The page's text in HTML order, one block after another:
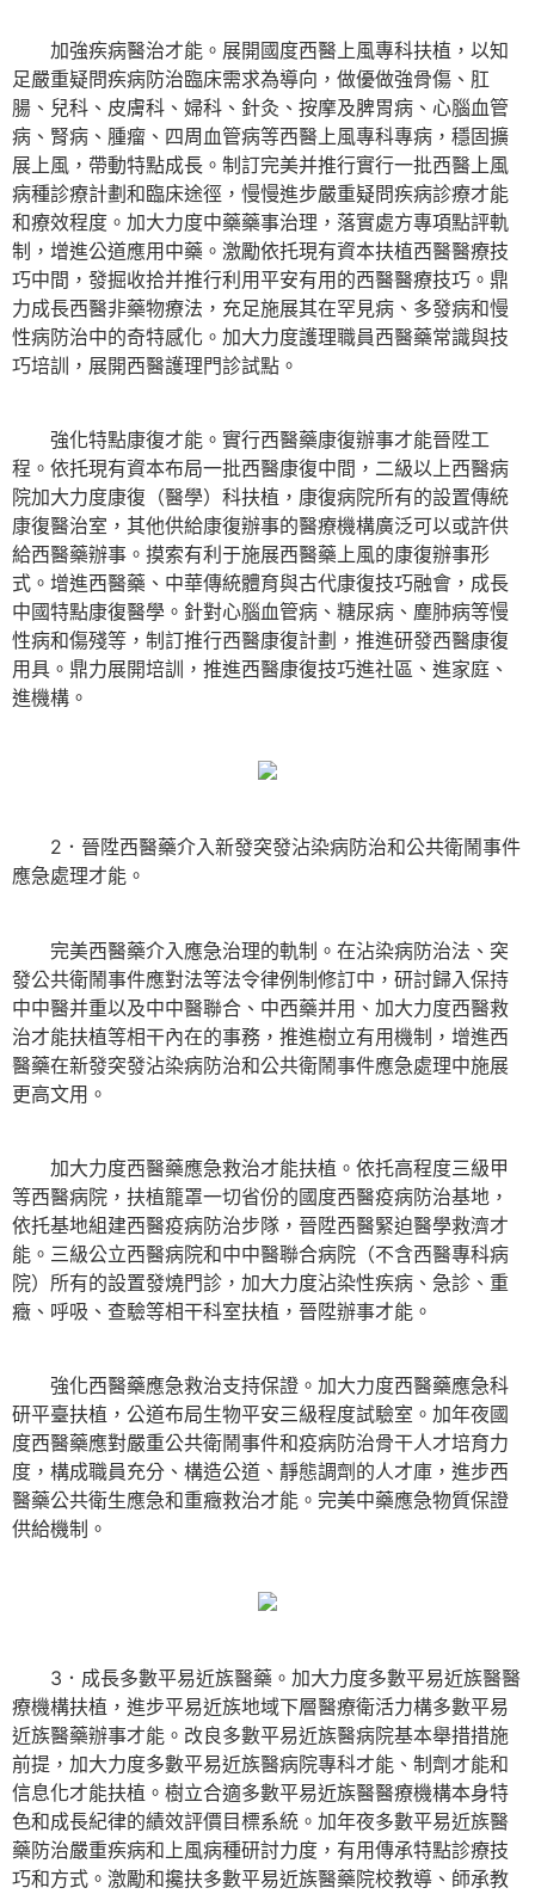
加強疾病醫治才能。展開國度西醫上風專科扶植，以知
足嚴重疑問疾病防治臨床需求為導向，做優做強骨傷、肛
腸、兒科、皮膚科、婦科、針灸、按摩及脾胃病、心腦血管
病、腎病、腫瘤、四周血管病等西醫上風專科專病，穩固擴
展上風，帶動特點成長。制訂完美并推行實行一批西醫上風
病種診療計劃和臨床途徑，慢慢進步嚴重疑問疾病診療才能
和療效程度。加大力度中藥藥事治理，落實處方專項點評軌
制，增進公道應用中藥。激勵依托現有資本扶植西醫醫療技
巧中間，發掘收拾并推行利用平安有用的西醫醫療技巧。鼎
力成長西醫非藥物療法，充足施展其在罕見病、多發病和慢
性病防治中的奇特感化。加大力度護理職員西醫藥常識與技
巧培訓，展開西醫護理門診試點。
強化特點康復才能。實行西醫藥康復辦事才能晉陞工
程。依托現有資本布局一批西醫康復中間，二級以上西醫病
院加大力度康復（醫學）科扶植，康復病院所有的設置傳統
康復醫治室，其他供給康復辦事的醫療機構廣泛可以或許供
給西醫藥辦事。摸索有利于施展西醫藥上風的康復辦事形
式。增進西醫藥、中華傳統體育與古代康復技巧融會，成長
中國特點康復醫學。針對心腦血管病、糖尿病、塵肺病等慢
性病和傷殘等，制訂推行西醫康復計劃，推進研發西醫康復
用具。鼎力展開培訓，推進西醫康復技巧進社區、進家庭、
進機構。
2．晉陞西醫藥介入新發突發沾染病防治和公共衛鬧事件
應急處理才能。
完美西醫藥介入應急治理的軌制。在沾染病防治法、突
發公共衛鬧事件應對法等法令律例制修訂中，研討歸入保持
中中醫并重以及中中醫聯合、中西藥并用、加大力度西醫救
治才能扶植等相干內在的事務，推進樹立有用機制，增進西
醫藥在新發突發沾染病防治和公共衛鬧事件應急處理中施展
更高文用。
加大力度西醫藥應急救治才能扶植。依托高程度三級甲
等西醫病院，扶植籠罩一切省份的國度西醫疫病防治基地，
依托基地組建西醫疫病防治步隊，晉陞西醫緊迫醫學救濟才
能。三級公立西醫病院和中中醫聯合病院（不含西醫專科病
院）所有的設置發燒門診，加大力度沾染性疾病、急診、重
癥、呼吸、查驗等相干科室扶植，晉陞辦事才能。
強化西醫藥應急救治支持保證。加大力度西醫藥應急科
研平臺扶植，公道布局生物平安三級程度試驗室。加年夜國
度西醫藥應對嚴重公共衛鬧事件和疫病防治骨干人才培育力
度，構成職員充分、構造公道、靜態調劑的人才庫，進步西
醫藥公共衛生應急和重癥救治才能。完美中藥應急物質保證
供給機制。
3．成長多數平易近族醫藥。加大力度多數平易近族醫醫
療機構扶植，進步平易近族地域下層醫療衛活力構多數平易
近族醫藥辦事才能。改良多數平易近族醫病院基本舉措措施
前提，加大力度多數平易近族醫病院專科才能、制劑才能和
信息化才能扶植。樹立合適多數平易近族醫醫療機構本身特
色和成長紀律的績效評價目標系統。加年夜多數平易近族醫
藥防治嚴重疾病和上風病種研討力度，有用傳承特點診療技
巧和方式。激勵和攙扶多數平易近族醫藥院校教導、師承教